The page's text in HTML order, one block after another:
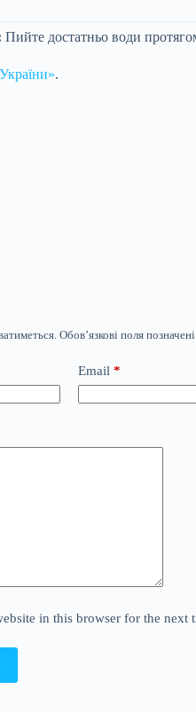
Пийте достатньо води
.
Обов’язкові поля позначені
Email *
in this browser for the next